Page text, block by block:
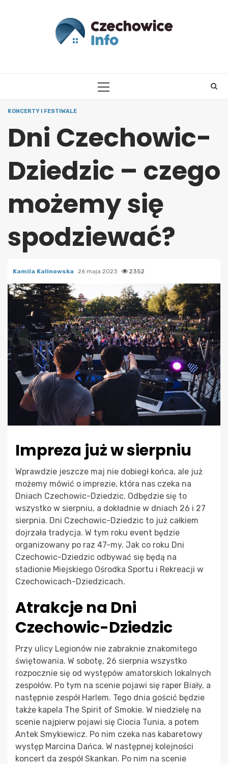
PRIMARY
KONCERTY I FESTIWALE
Dni Czechowic-
Dziedzic – czego
możemy się
spodziewać?
Kamila Kalinowska 26 maja 2023 2352
Impreza już w sierpniu
Wprawdzie jeszcze maj nie dobiegł końca, ale już
możemy mówić o imprezie, która nas czeka na
Dniach Czechowic-Dziedzic. Odbędzie się to
wszystko w sierpniu, a dokładnie w dniach 26 i 27
sierpnia. Dni Czechowic-Dziedzic to już całkiem
dojrzała tradycja. W tym roku event będzie
organizowany po raz 47-my. Jak co roku Dni
Czechowic-Dziedzic odbywać się będą na
stadionie Miejskiego Ośrodka Sportu i Rekreacji w
Czechowicach-Dziedzicach.
Atrakcje na Dni
Czechowic-Dziedzic
Przy ulicy Legionów nie zabraknie znakomitego
świętowania. W sobotę, 26 sierpnia wszystko
rozpocznie się od występów amatorskich lokalnych
zespołów. Po tym na scenie pojawi się raper Biały, a
następnie zespół Harlem. Tego dnia gościć będzie
także kapela The Spirit of Smokie. W niedzielę na
scenie najpierw pojawi się Ciocia Tunia, a potem
Antek Smykiewicz. Po nim czeka nas kabaretowy
występ Marcina Dańca. W następnej kolejności
koncert da zespół Skankan. Po nim na scenie